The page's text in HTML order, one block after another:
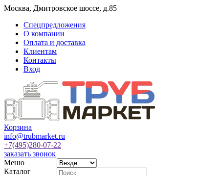
Москва, Дмитровское шоссе, д.85
Спецпредложения
О компании
Оплата и доставка
Клиентам
Контакты
Вход
Корзина
info@trubmarket.ru
+7(495)280-07-22
заказать звонок
Меню
Каталог